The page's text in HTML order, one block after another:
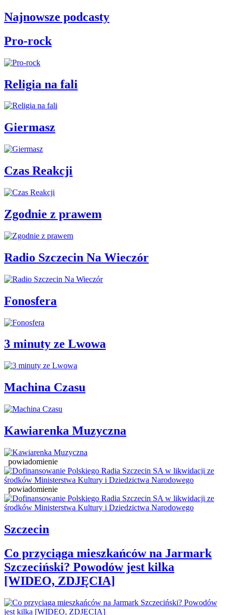
Najnowsze podcasty
Pro-rock
Religia na fali
Giermasz
Czas Reakcji
Zgodnie z prawem
Radio Szczecin Na Wieczór
Fonosfera
3 minuty ze Lwowa
Machina Czasu
Kawiarenka Muzyczna
powiadomienie
powiadomienie
Szczecin
Co przyciąga mieszkańców na Jarmark
Szczeciński? Powodów jest kilka
[WIDEO, ZDJĘCIA]